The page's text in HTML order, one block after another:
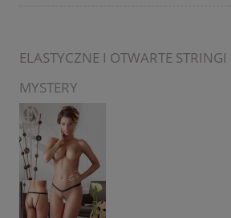
ELASTYCZNE I OTWARTE
MYSTERY